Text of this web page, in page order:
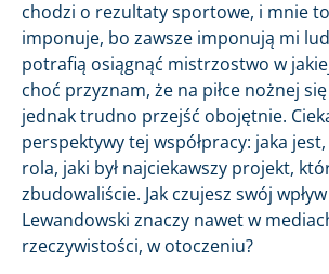
chodzi o rezultaty sportowe, i mnie
imponuje, bo zawsze imponują mi
potrafią osiągnąć mistrzostwo w
choć przyznam, że na piłce nożnej
jednak trudno przejść obojętnie.
perspektywy tej współpracy: jaka jest,
rola, jaki był najciekawszy projekt,
zbudowaliście. Jak czujesz swój
Lewandowski znaczy nawet w
rzeczywistości, w otoczeniu?